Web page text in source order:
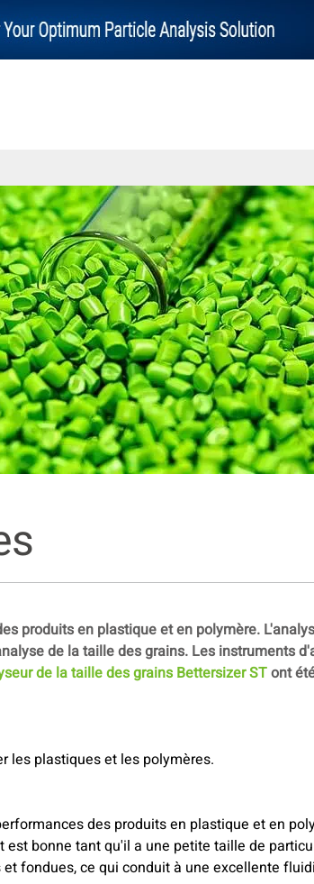
produits en plastique et en polymère.
de la taille des grains. Les instruments
de la taille des grains Bettersizer STont
les plastiques et les polymères.
des produits en plastique et en
bonne tant qu'il a une petite taille de
fondues, ce qui conduit à une excellente